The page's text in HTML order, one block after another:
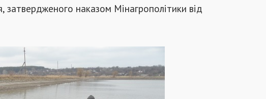
затвердженого наказом Мінагрополітики від